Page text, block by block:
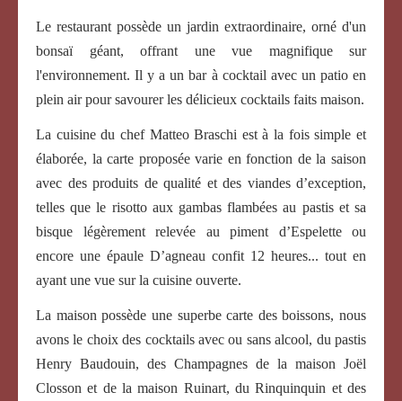
Le restaurant possède un jardin extraordinaire, orné d'un
bonsaï géant, offrant une vue magnifique sur
l'environnement. Il y a un bar à cocktail avec un patio en
plein air pour savourer les délicieux cocktails faits maison.
La cuisine du chef Matteo Braschi est à la fois simple et
élaborée, la carte proposée varie en fonction de la saison
avec des produits de qualité et des viandes d’exception,
telles que le risotto aux gambas flambées au pastis et sa
bisque légèrement relevée au piment d’Espelette ou
encore une épaule D’agneau confit 12 heures... tout en
ayant une vue sur la cuisine ouverte.
La maison possède une superbe carte des boissons, nous
avons le choix des cocktails avec ou sans alcool, du pastis
Henry Baudouin, des Champagnes de la maison Joël
Closson et de la maison Ruinart, du Rinquinquin et des